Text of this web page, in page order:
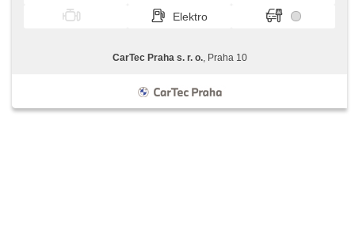
Elektro
CarTec Praha s. r. o., Praha 10